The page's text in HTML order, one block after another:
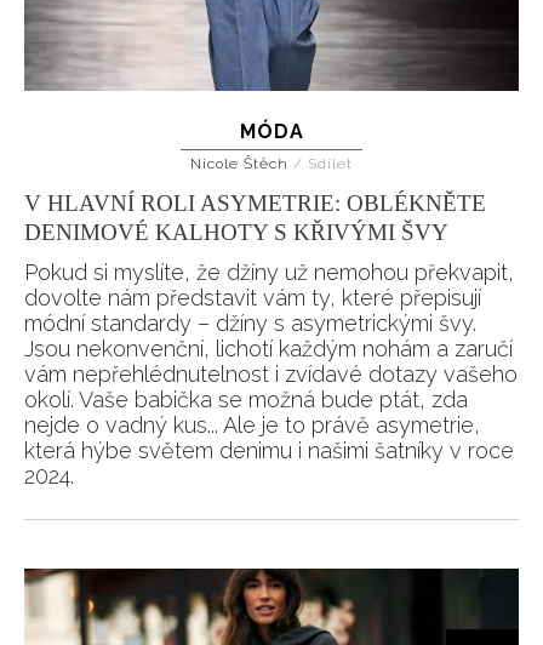
MÓDA
Nicole Štěch / Sdílet
V HLAVNÍ ROLI ASYMETRIE: OBLÉKNĚTE
DENIMOVÉ KALHOTY S KŘIVÝMI ŠVY
Pokud si myslíte, že džíny už nemohou překvapit,
dovolte nám představit vám ty, které přepisují
módní standardy – džíny s asymetrickými švy.
Jsou nekonvenční, lichotí každým nohám a zaručí
vám nepřehlédnutelnost i zvídavé dotazy vašeho
okolí. Vaše babička se možná bude ptát, zda
nejde o vadný kus... Ale je to právě asymetrie,
která hýbe světem denimu i našimi šatníky v roce
2024.